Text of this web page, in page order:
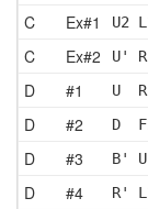
C Ex#1 U2
C Ex#2 U'
D #1 U
D #2 D
D #3 B'
D #4 R'